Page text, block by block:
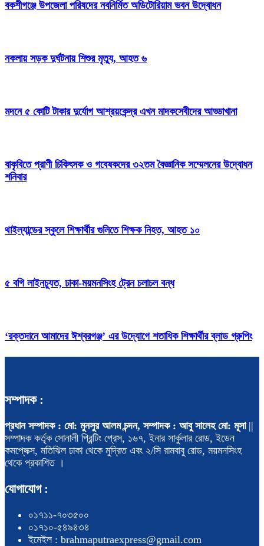
বকশীগঞ্জে উপজেলা পরিষদের নবনির্মিত অডিটোরিয়াম ভবন উদ্বোধন
নকলায় সড়ক দুর্ঘটনায় শিশুর মৃত্যু, আহত ৬
মদনে ৫ কোটি টাকার দুর্যোগ আশ্রয়কেন্দ্র এখন মাদকসেবীদের আড্ডাখানা
বাকৃবিতে প্রাণী চিকিৎসক ও গবেষকদের ৩২তম বৈজ্ঞানিক সম্মেলনের উদ্বোধন
শনিবার
থাইল্যান্ডের স্কুলে শিক্ষার্থীর গুলিতে শিক্ষক নিহত, আহত ১০
৫ বগি লাইনচ্যুত, ঢাকা-ময়মনসিংহ ট্রেন চলাচল বন্ধ
‘রক্তদানে আমাদের ঈশ্বরগঞ্জ’ এর উদ্যোগে শতাধিক শিক্ষার্থীর ব্লাড গ্রুপিং
সম্পাদক :
প্রধান সম্পাদক : মো: মুনসুর আলম চন্দন, সম্পাদক : আবু সালেহ মো: মূসা||
সম্পাদক কর্তৃক সোনালী প্রিন্টিং প্রেস, ১৬৭, ইনার সার্কুলার রোড, ইডেন
কমপ্লেক্স, মতিঝিল ঢাকা থেকে মুদ্রিত এবং ২/সি রামবাবু রোড, ময়মনসিংহ
থেকে প্রকাশিত ।
যোগাযোগ :
০১৭১১-৭০৩৫০০
০১৭১০-৫৪৯৪৩৪
ইমেইল : brahmaputraexpress@gmail.com